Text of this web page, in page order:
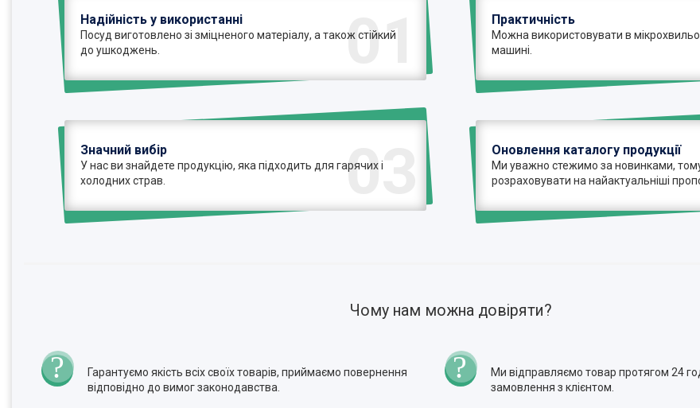
01
Надійність у використанні
Посуд виготовлено зі зміцненого матеріалу, а також стійкий
до ушкоджень.
Практичність
Можна використовувати в
машині.
03
Значний вибір
У нас ви знайдете продукцію, яка підходить для гарячих і
холодних страв.
Оновлення каталогу продукції
Ми уважно стежимо за новинками,
розраховувати на найактуальніші
Чому нам можна довіряти?
Гарантуємо якість всіх своїх товарів, приймаємо повернення
відповідно до вимог законодавства.
Ми відправляємо товар протягом 24
замовлення з клієнтом.